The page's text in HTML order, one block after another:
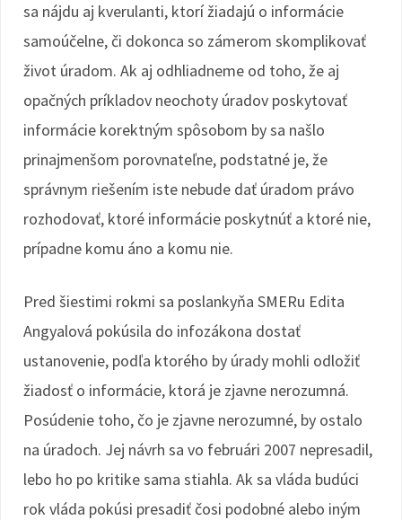
sa nájdu aj kverulanti, ktorí žiadajú o informácie
samoúčelne, či dokonca so zámerom skomplikovať
život úradom. Ak aj odhliadneme od toho, že aj
opačných príkladov neochoty úradov poskytovať
informácie korektným spôsobom by sa našlo
prinajmenšom porovnateľne, podstatné je, že
správnym riešením iste nebude dať úradom právo
rozhodovať, ktoré informácie poskytnúť a ktoré nie,
prípadne komu áno a komu nie.
Pred šiestimi rokmi sa poslankyňa SMERu Edita
Angyalová pokúsila do infozákona dostať
ustanovenie, podľa ktorého by úrady mohli odložiť
žiadosť o informácie, ktorá je zjavne nerozumná.
Posúdenie toho, čo je zjavne nerozumné, by ostalo
na úradoch. Jej návrh sa vo februári 2007 nepresadil,
lebo ho po kritike sama stiahla. Ak sa vláda budúci
rok vláda pokúsi presadiť čosi podobné alebo iným